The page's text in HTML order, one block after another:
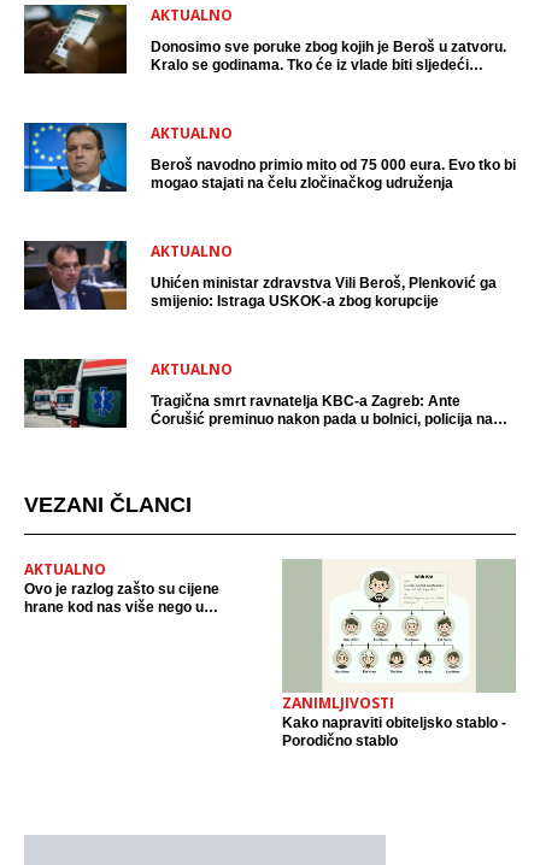
AKTUALNO
Donosimo sve poruke zbog kojih je Beroš u zatvoru.
Kralo se godinama. Tko će iz vlade biti sljedeći
AKTUALNO
Beroš navodno primio mito od 75 000 eura. Evo tko bi
mogao stajati na čelu zločinačkog udruženja
AKTUALNO
Uhićen ministar zdravstva Vili Beroš, Plenković ga
smijenio: Istraga USKOK-a zbog korupcije
AKTUALNO
Tragična smrt ravnatelja KBC-a Zagreb: Ante
Ćorušić preminuo nakon pada u bolnici, policija na
VEZANI ČLANCI
AKTUALNO
Ovo je razlog zašto su cijene
hrane kod nas više nego u
ZANIMLJIVOSTI
Kako napraviti obiteljsko stablo -
Porodično stablo